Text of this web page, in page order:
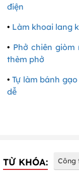
điện
• Làm khoai lang
• Phở chiên
thèm phở
•Tự làm bánh
dễ
TỪ KHÓA: Công